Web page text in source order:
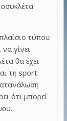
τύπου
γίνει
θα έχει
τη sport.
ότι μπορεί